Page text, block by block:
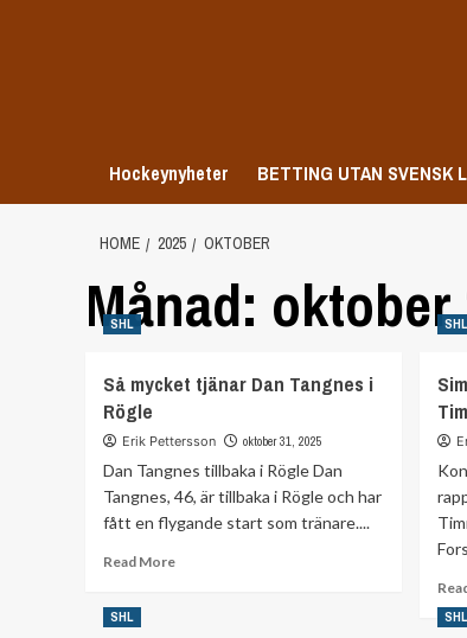
Hockeynyheter BETTING UTAN SVENSK
HOME 2025 OKTOBER
Månad: oktober
SHL
Så mycket tjänar Dan Tangnes i
Rögle
Erik Pettersson oktober 31, 2025
Dan Tangnes tillbaka i Rögle Dan
Tangnes, 46, är tillbaka i Rögle och har
fått en flygande start som tränare....
Read MoreRead
SHL
SHL SHL